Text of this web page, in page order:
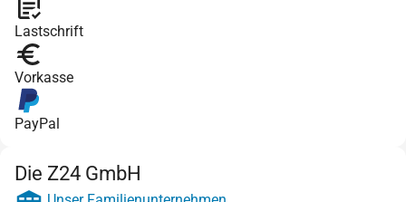
Lastschrift
Vorkasse
PayPal
Die Z24 GmbH